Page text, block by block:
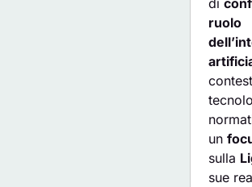
ruolo
un
sulla
sue